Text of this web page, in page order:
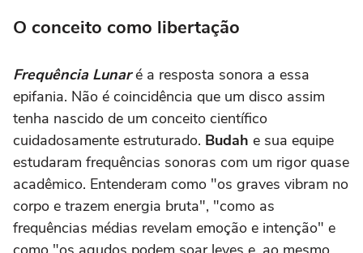
O conceito como libertação
Frequência Lunaré a resposta sonora a essa
epifania. Não é coincidência que um disco assim
tenha nascido de um conceito científico
cuidadosamente estruturado. Budah e sua equipe
estudaram frequências sonoras com um rigor quase
acadêmico. Entenderam como "os graves vibram no
corpo e trazem energia bruta", "como as
frequências médias revelam emoção e intenção" e